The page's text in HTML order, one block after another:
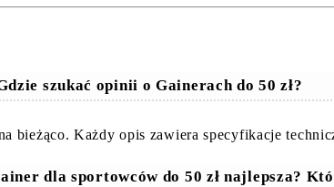
szukać opinii o Gainerach do 50 zł?
bieżąco. Każdy opis zawiera specyfikacje
dla sportowców do 50 zł najlepsza?